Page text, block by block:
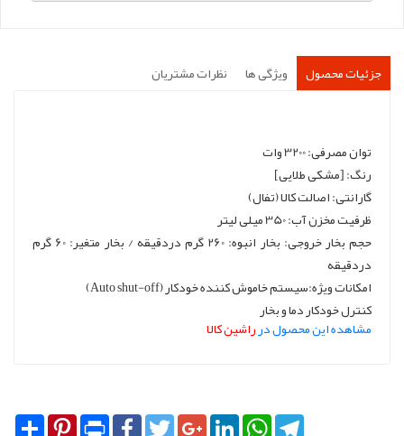
جزئیات محصول ویژگی ها نظرات مشتریان
توان مصرفی: 3200 وات
رنگ: [مشکی طلایی]
گارانتی: اصالت کالا (تفال)
ظرفیت مخزن آب: 350 میلی لیتر
حجم بخار خروجی: بخار انبوه: 260 گرم دردقیقه / بخار متغیر: 60 گرم
دردقیقه
امکانات ویژه:سیستم خاموش کننده خودکار (Auto shut-off)
کنترل خودکار دما و بخار
مشاهده این محصول درراشین کالا
Share PinterestPrint FacebookTwitterGoogle+LinkedInWhatsApp